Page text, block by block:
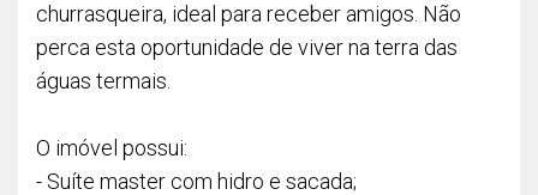
churrasqueira, ideal para receber amigos. Não
perca esta oportunidade de viver na terra das
águas termais.
O imóvel possui:
- Suíte master com hidro e sacada;